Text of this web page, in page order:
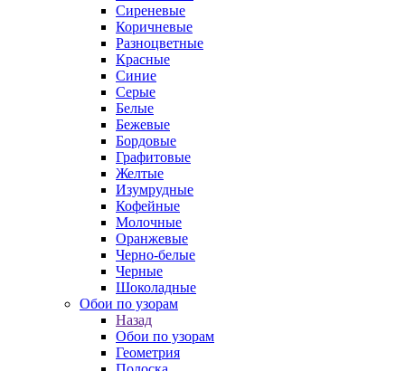
Сиреневые
Коричневые
Разноцветные
Красные
Синие
Серые
Белые
Бежевые
Бордовые
Графитовые
Желтые
Изумрудные
Кофейные
Молочные
Оранжевые
Черно-белые
Черные
Шоколадные
Обои по узорам
Назад
Обои по узорам
Геометрия